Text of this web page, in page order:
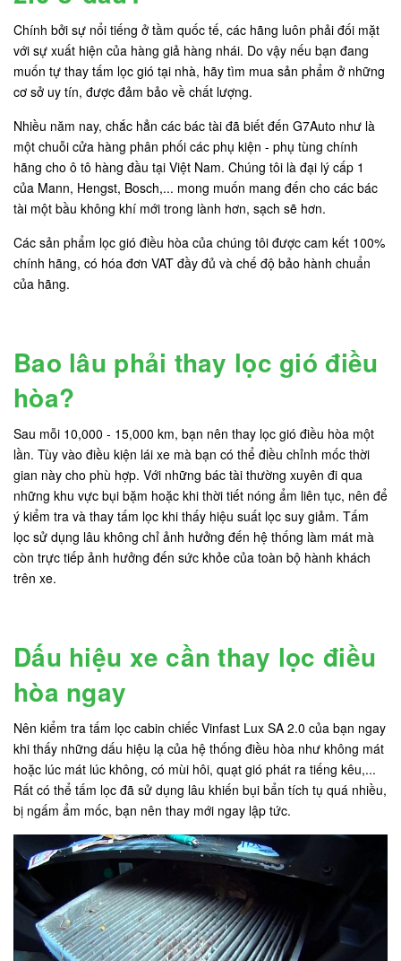
Chính bởi sự nổi tiếng ở tầm quốc tế, các hãng luôn phải đối mặt
với sự xuất hiện của hàng giả hàng nhái. Do vậy nếu bạn đang
muốn tự thay tấm lọc gió tại nhà, hãy tìm mua sản phẩm ở những
cơ sở uy tín, được đảm bảo về chất lượng.
Nhiều năm nay, chắc hẳn các bác tài đã biết đến G7Auto như là
một chuỗi cửa hàng phân phối các phụ kiện - phụ tùng chính
hãng cho ô tô hàng đầu tại Việt Nam. Chúng tôi là đại lý cấp 1
của Mann, Hengst, Bosch,... mong muốn mang đến cho các bác
tài một bầu không khí mới trong lành hơn, sạch sẽ hơn.
Các sản phẩm lọc gió điều hòa của chúng tôi được cam kết 100%
chính hãng, có hóa đơn VAT đầy đủ và chế độ bảo hành chuẩn
của hãng.
Bao lâu phải thay lọc gió điều
hòa?
Sau mỗi 10,000 - 15,000 km, bạn nên thay lọc gió điều hòa một
lần. Tùy vào điều kiện lái xe mà bạn có thể điều chỉnh mốc thời
gian này cho phù hợp. Với những bác tài thường xuyên đi qua
những khu vực bụi bặm hoặc khi thời tiết nóng ẩm liên tục, nên để
ý kiểm tra và thay tấm lọc khi thấy hiệu suất lọc suy giảm. Tấm
lọc sử dụng lâu không chỉ ảnh hưởng đến hệ thống làm mát mà
còn trực tiếp ảnh hưởng đến sức khỏe của toàn bộ hành khách
trên xe.
Dấu hiệu xe cần thay lọc điều
hòa ngay
Nên kiểm tra tấm lọc cabin chiếc Vinfast Lux SA 2.0 của bạn ngay
khi thấy những dấu hiệu lạ của hệ thống điều hòa như không mát
hoặc lúc mát lúc không, có mùi hôi, quạt gió phát ra tiếng kêu,...
Rất có thể tấm lọc đã sử dụng lâu khiến bụi bẩn tích tụ quá nhiều,
bị ngấm ẩm mốc, bạn nên thay mới ngay lập tức.